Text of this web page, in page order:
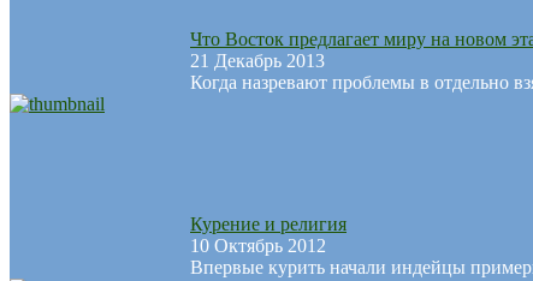
Что Восток предлагает миру на новом
21 Декабрь 2013
Когда назревают проблемы в отдельно
Курение и религия
10 Октябрь 2012
Впервые курить начали индейцы